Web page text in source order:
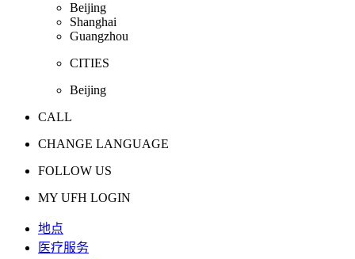
Beijing
Shanghai
Guangzhou
CITIES
Beijing
CALL
CHANGE LANGUAGE
FOLLOW US
MY UFH LOGIN
地点
医疗服务